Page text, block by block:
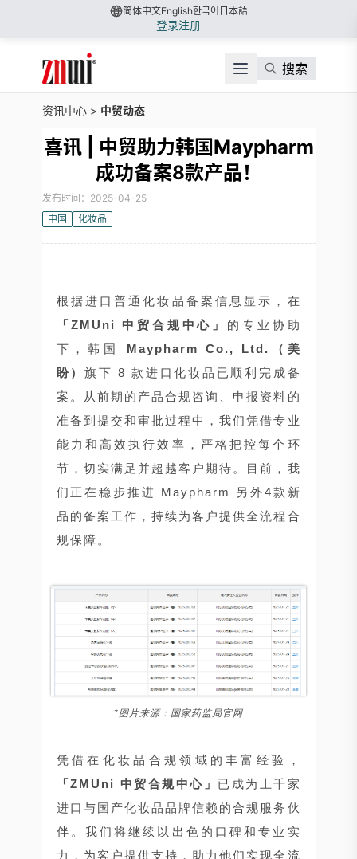
简体中文English한국어 日本語
登录注册
搜索
资讯中心 > 中贸动态
喜讯 | 中贸助力韩国Maypharm
成功备案8款产品！
发布时间：2025-04-25
中国
化妆品
根据进口普通化妆品备案信息显示，在
「ZMUni 中贸合规中心」 的专业协助
下，韩国 Maypharm Co., Ltd.（美
盼）旗下 8 款进口化妆品已顺利完成备
案。从前期的产品合规咨询、申报资料的
准备到提交和审批过程中，我们凭借专业
能力和高效执行效率，严格把控每个环
节，切实满足并超越客户期待。目前，我
们正在稳步推进 Maypharm 另外4款新
品的备案工作，持续为客户提供全流程合
规保障。
*图片来源：国家药监局官网
凭借在化妆品合规领域的丰富经验，
「ZMUni 中贸合规中心」 已成为上千家
进口与国产化妆品品牌信赖的合规服务伙
伴。我们将继续以出色的口碑和专业实
力，为客户提供支持，助力他们实现全流